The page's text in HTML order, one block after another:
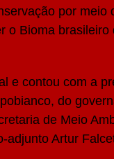
por meio
o Bioma
e contou com a
do
de Meio
adjunto Artur